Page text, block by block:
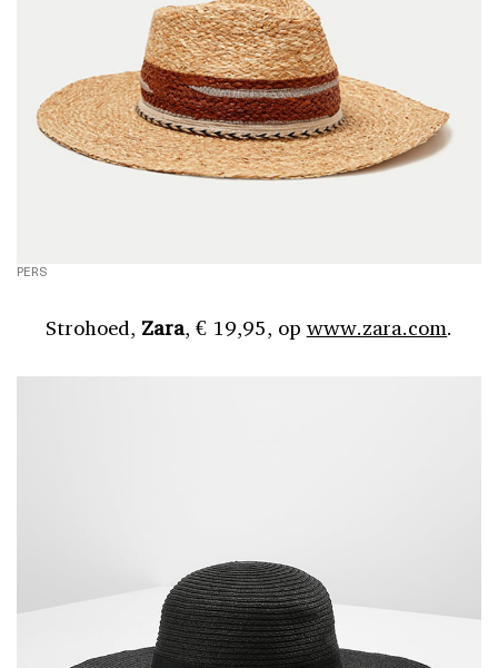
PERS
Strohoed, Zara, € 19,95, op www.zara.com.